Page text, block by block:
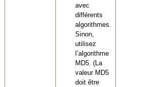
avec
différents
algorithmes.
Sinon,
utilisez
l’algorithme
MD5. (La
valeur MD5
doit être